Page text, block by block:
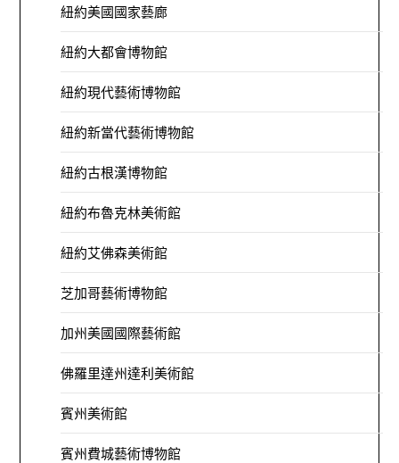
紐約美國國家藝廊
紐約大都會博物館
紐約現代藝術博物館
紐約新當代藝術博物館
紐約古根漢博物館
紐約布魯克林美術館
紐約艾佛森美術館
芝加哥藝術博物館
加州美國國際藝術館
佛羅里達州達利美術館
賓州美術館
賓州費城藝術博物館